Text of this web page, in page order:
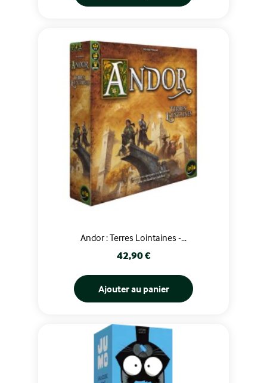
Andor : Terres Lointaines -...
Prix
42,90 €
Ajouter au panier